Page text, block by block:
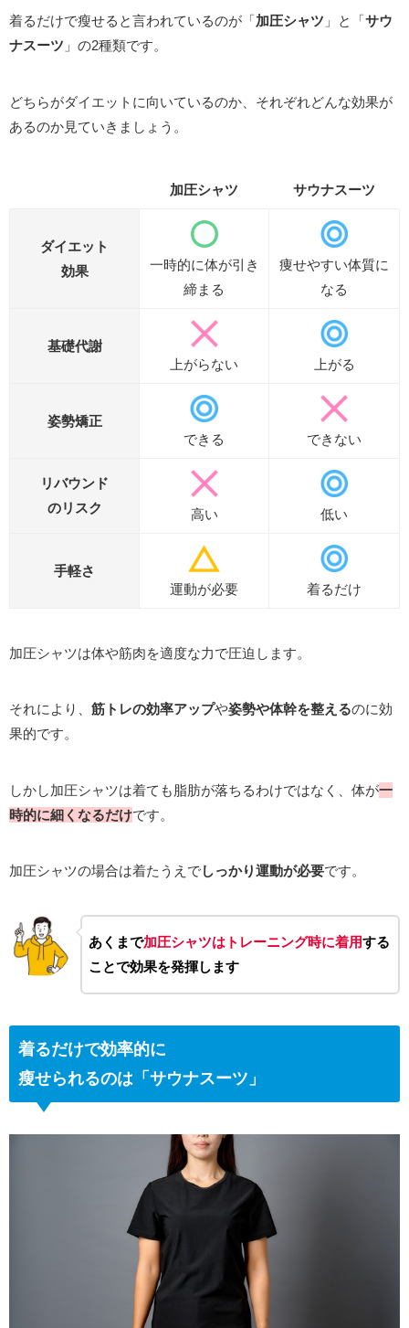
着るだけで瘦せると言われているのが「加圧シャツ 」と「サウ
ナスーツ 」の2種類です。
どちらがダイエットに向いているのか、それぞれどんな効果が
あるのか見ていきましょう。
加圧シャツ サウナスーツ
ダイエット
効果
一時的に体が引き
締まる
痩せやすい体質に
なる
基礎代謝
上がらない
上がる
姿勢矯正
できる
できない
リバウンド
のリスク
高い 低い
手軽さ
運動が必要
着るだけ
加圧シャツは体や筋肉を適度な力で圧迫します。
それにより、 筋トレの効率アップや姿勢や体幹を整えるのに効
果的です。
しかし加圧シャツは着ても脂肪が落ちるわけではなく、体が一
時的に細くなるだけです。
加圧シャツの場合は着たうえでしっかり運動が必要です。
あくまで加圧シャツはトレーニング時に着用する
ことで効果を発揮します
着るだけで効率的に
瘦せられるのは「 サウナスーツ」